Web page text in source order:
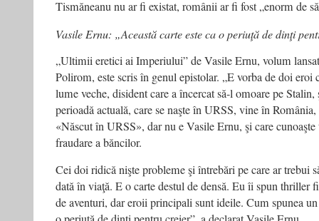
Tismăneanu nu ar fi existat, românii ar fi fost „enorm de
Vasile Ernu: „Această carte este ca o periuţă de dinţi
„Ultimii eretici ai Imperiului” de Vasile Ernu, volum
Polirom, este scris în genul epistolar. „E vorba de doi eroi
lume veche, disident care a încercat să-l omoare pe
perioadă actuală, care se naşte în URSS, vine în
«Născut în URSS», dar nu e Vasile Ernu, şi care
fraudare a băncilor.
Cei doi ridică nişte probleme şi întrebări pe care ar trebui
dată în viaţă. E o carte destul de densă. Eu îi spun thriller
de aventuri, dar eroii principali sunt ideile. Cum spunea